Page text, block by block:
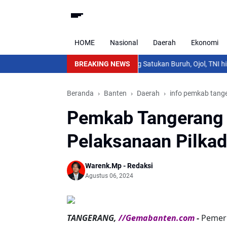
HOME Nasional Daerah Ekonomi
BREAKING NEWS
Polresta Tangerang Satukan Buruh, Ojol, TNI hingga
Beranda Banten Daerah info pemkab
Pemkab
Pelaksanaan
Warenk.Mp - Redaksi
Agustus 06, 2024
TANGERANG, //Gemabanten.com-